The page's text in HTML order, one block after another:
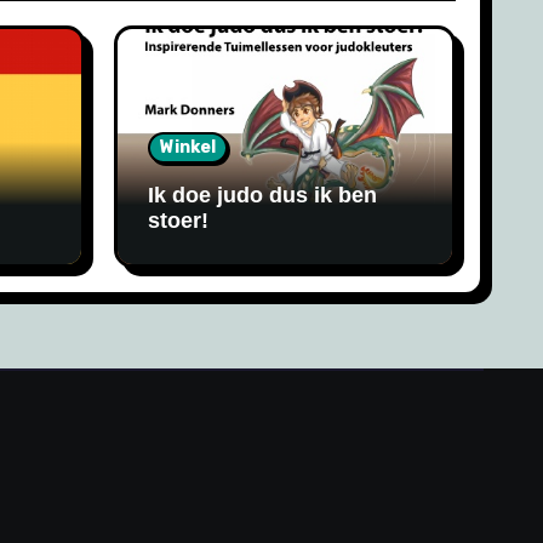
Winkel
Ik doe judo dus ik ben
stoer!